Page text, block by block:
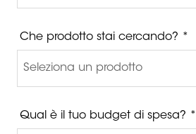
Che prodotto stai cercando? *
Qual è il tuo budget di spesa? *